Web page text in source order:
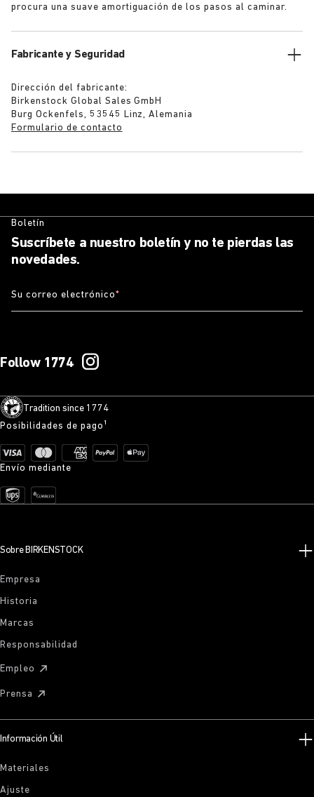
procura una suave amortiguación de los pasos al caminar.
Fabricante y Seguridad
Dirección del fabricante:
Birkenstock Global Sales GmbH
Burg Ockenfels, 53545 Linz, Alemania
Formulario de contacto
Boletín
Suscríbete a nuestro boletín y no te pierdas las
novedades.
Su correo electrónico*
Follow 1774
Tradition since 1774
Posibilidades de pago¹
Envío mediante
Sobre BIRKENSTOCK
Empresa
Historia
Marcas
Responsabilidad
Empleo
Prensa
Información Útil
Materiales
Ajuste